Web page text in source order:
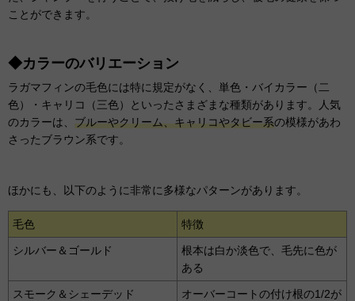
ことができます。
◆カラーのバリエーション
ラガマフィンの毛色には特に規定がなく、単色・バイカラー（二
色）・キャリコ（三色）といったさまざまな種類があります。人気
のカラーは、 ブルーやクリーム、キャリコやタビー系の模様があわ
さったブラウン系です。
ほかにも、以下のように非常に多様なパターンがあります。
毛色 特徴
シルバー＆ゴールド
根本は白か淡色で、毛先に色が
ある
スモーク＆シェーデッド
オーバーコートの付け根の1/2が